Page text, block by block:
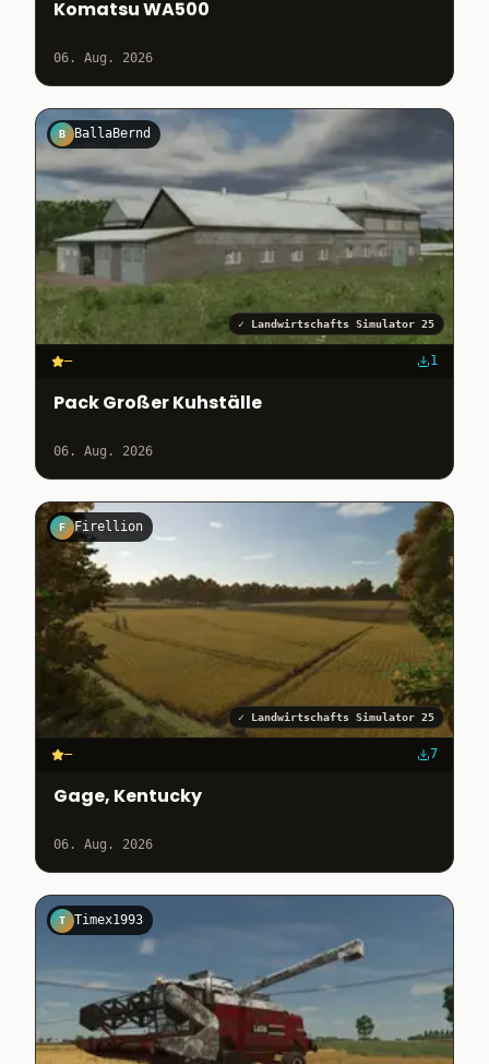
Komatsu WA500
06. Aug. 2026
B BallaBernd
✓ Landwirtschafts Simulator 25
– 1
Pack Großer Kuhställe
06. Aug. 2026
F Firellion
✓ Landwirtschafts Simulator 25
– 7
Gage, Kentucky
06. Aug. 2026
T Timex1993